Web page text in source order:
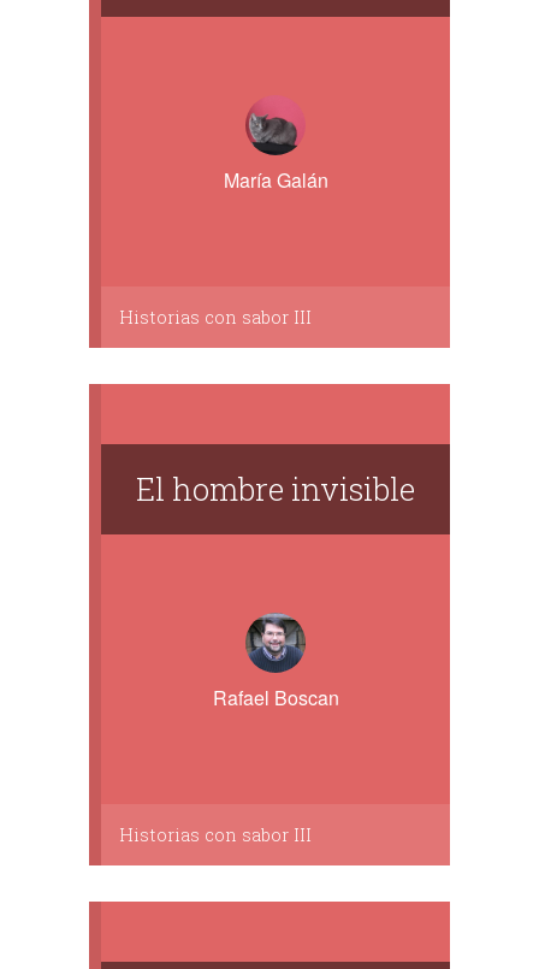
María Galán
Historias con sabor III
El hombre invisible
Rafael Boscan
Historias con sabor III